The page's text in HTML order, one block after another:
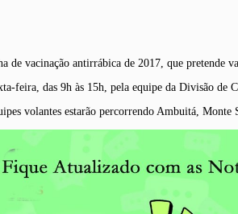
vacinação antirrábica de 2017, que pretende
feira, das 9h às 15h, pela equipe da Divisão
volantes estarão percorrendo Ambuitá,